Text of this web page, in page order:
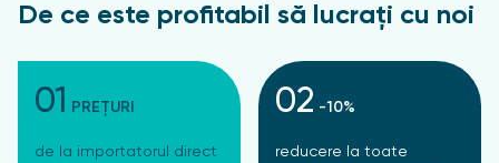
De ce este profitabil să lucrați cu noi
01 PREȚURI
de la importatorul direct
02 -10%
reducere la toate